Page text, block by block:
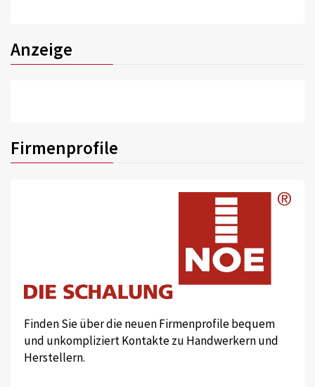
Anzeige
Firmenprofile
Finden Sie über die neuen Firmenprofile bequem
und unkompliziert Kontakte zu Handwerkern und
Herstellern.